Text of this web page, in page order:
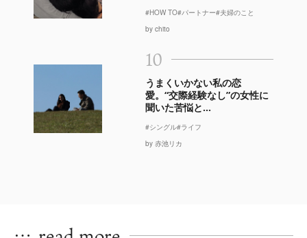
#HOW TO#パートナー#夫婦のこと
by chito
10
うまくいかない私の恋
愛。“交際経験なし”の女性に
聞いた苦悩と...
#シングル#ライフ
by 赤池リカ